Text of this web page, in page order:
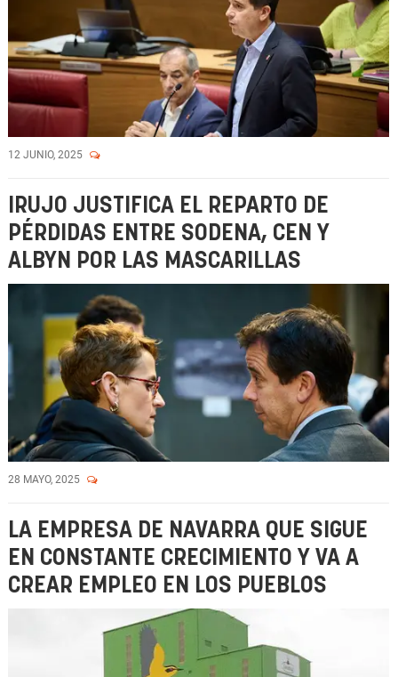
12 JUNIO, 2025
IRUJO JUSTIFICA EL REPARTO DE
PÉRDIDAS ENTRE SODENA, CEN Y
ALBYN POR LAS MASCARILLAS
28 MAYO, 2025
LA EMPRESA DE NAVARRA QUE SIGUE
EN CONSTANTE CRECIMIENTO Y VA A
CREAR EMPLEO EN LOS PUEBLOS